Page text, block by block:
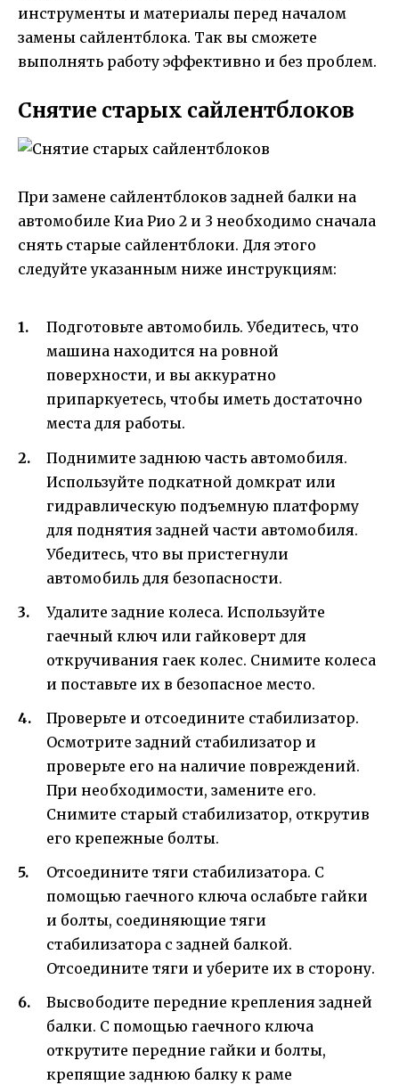
инструменты и материалы перед началом
замены сайлентблока. Так вы сможете
выполнять работу эффективно и без проблем.
Снятие старых сайлентблоков
При замене сайлентблоков задней балки на
автомобиле Киа Рио 2 и 3 необходимо сначала
снять старые сайлентблоки. Для этого
следуйте указанным ниже инструкциям:
Подготовьте автомобиль. Убедитесь, что
машина находится на ровной
поверхности, и вы аккуратно
припаркуетесь, чтобы иметь достаточно
места для работы.
Поднимите заднюю часть автомобиля.
Используйте подкатной домкрат или
гидравлическую подъемную платформу
для поднятия задней части автомобиля.
Убедитесь, что вы пристегнули
автомобиль для безопасности.
Удалите задние колеса. Используйте
гаечный ключ или гайковерт для
откручивания гаек колес. Снимите колеса
и поставьте их в безопасное место.
Проверьте и отсоедините стабилизатор.
Осмотрите задний стабилизатор и
проверьте его на наличие повреждений.
При необходимости, замените его.
Снимите старый стабилизатор, открутив
его крепежные болты.
Отсоедините тяги стабилизатора. С
помощью гаечного ключа ослабьте гайки
и болты, соединяющие тяги
стабилизатора с задней балкой.
Отсоедините тяги и уберите их в сторону.
Высвободите передние крепления задней
балки. С помощью гаечного ключа
открутите передние гайки и болты,
крепящие заднюю балку к раме